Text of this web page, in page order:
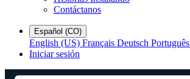
Contáctanos
Español (CO)
English (US) Français Deutsch Português
Iniciar sesión